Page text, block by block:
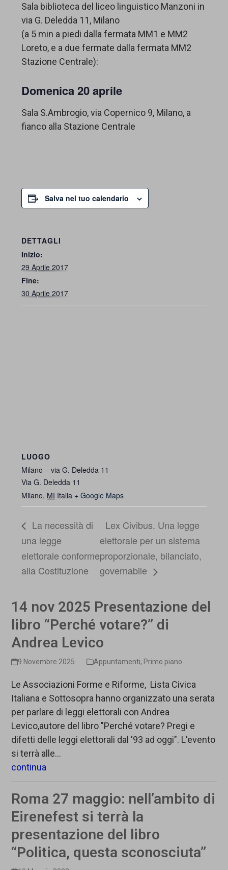
Sala biblioteca del liceo linguistico Manzoni in
via G. Deledda 11, Milano
(a 5 min a piedi dalla fermata MM1 e MM2
Loreto, e a due fermate dalla fermata MM2
Stazione Centrale):
Domenica 20 aprile
Sala S.Ambrogio, via Copernico 9, Milano, a
fianco alla Stazione Centrale
Salva nel tuo calendario
DETTAGLI
Inizio:
29 Aprile 2017
Fine:
30 Aprile 2017
LUOGO
Milano – via G. Deledda 11
Via G. Deledda 11
Milano, MI Italia + Google Maps
La necessità di
una legge
elettorale conforme
alla Costituzione
Lex Civibus. Una legge
elettorale per un sistema
proporzionale, bilanciato,
governabile
14 nov 2025 Presentazione del
libro “Perché votare?” di
Andrea Levico
9 Novembre 2025 Appuntamenti, Primo piano
Le Associazioni Forme e Riforme, Lista Civica
Italiana e Sottosopra hanno organizzato una serata
per parlare di leggi elettorali con Andrea
Levico,autore del libro "Perché votare? Pregi e
difetti delle leggi elettorali dal '93 ad oggi". L'evento
si terrà alle…
continua
Roma 27 maggio: nell’ambito di
Eirenefest si terrà la
presentazione del libro
“Politica, questa sconosciuta”